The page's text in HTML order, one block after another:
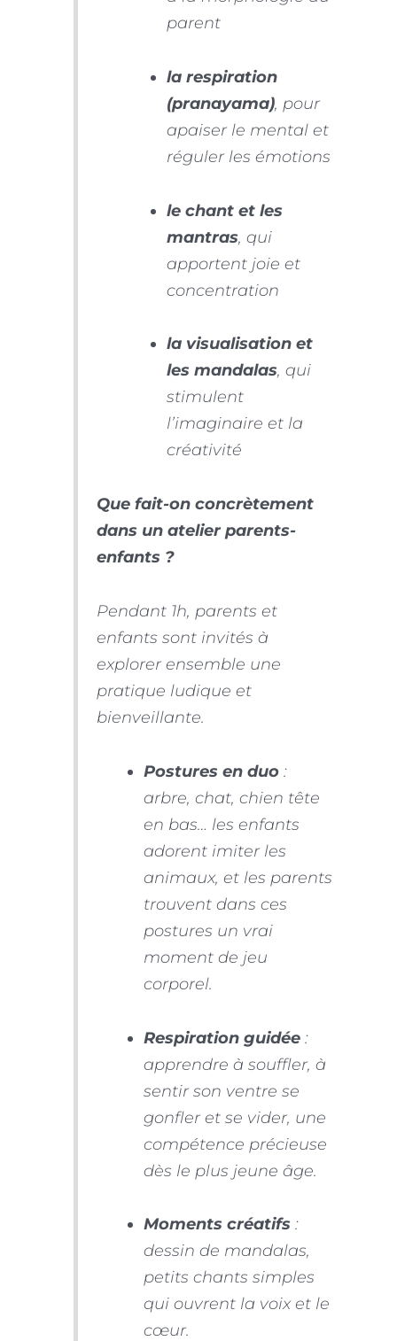
parent
la respiration
(pranayama), pour
apaiser le mental et
réguler les émotions
le chant et les
mantras, qui
apportent joie et
concentration
la visualisation et
les mandalas, qui
stimulent
l’imaginaire et la
créativité
Que fait-on concrètement
dans un atelier parents-
enfants ?
Pendant 1h, parents et
enfants sont invités à
explorer ensemble une
pratique ludique et
bienveillante.
Postures en duo:
arbre, chat, chien tête
en bas… les enfants
adorent imiter les
animaux, et les parents
trouvent dans ces
postures un vrai
moment de jeu
corporel.
Respiration guidée:
apprendre à souffler, à
sentir son ventre se
gonfler et se vider, une
compétence précieuse
dès le plus jeune âge.
Moments créatifs:
dessin de mandalas,
petits chants simples
qui ouvrent la voix et le
cœur.